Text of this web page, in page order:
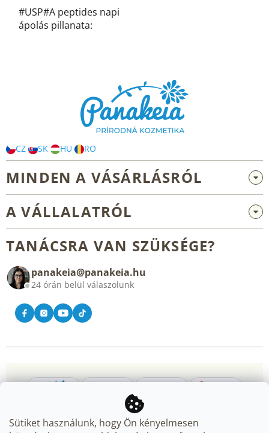
Sütiket használunk, hogy Ön kényelmesen
#USP#A peptides napi
ápolás pillanata:
CZ SK HU RO
MINDEN A VÁSÁRLÁSRÓL
Nagykereskedelem és együttműködés
Általános üzleti feltételek
A VÁLLALATRÓL
Kapcsolat
TANÁCSRA VAN SZÜKSÉGE?
panakeia@panakeia.hu
24 órán belül válaszolunk